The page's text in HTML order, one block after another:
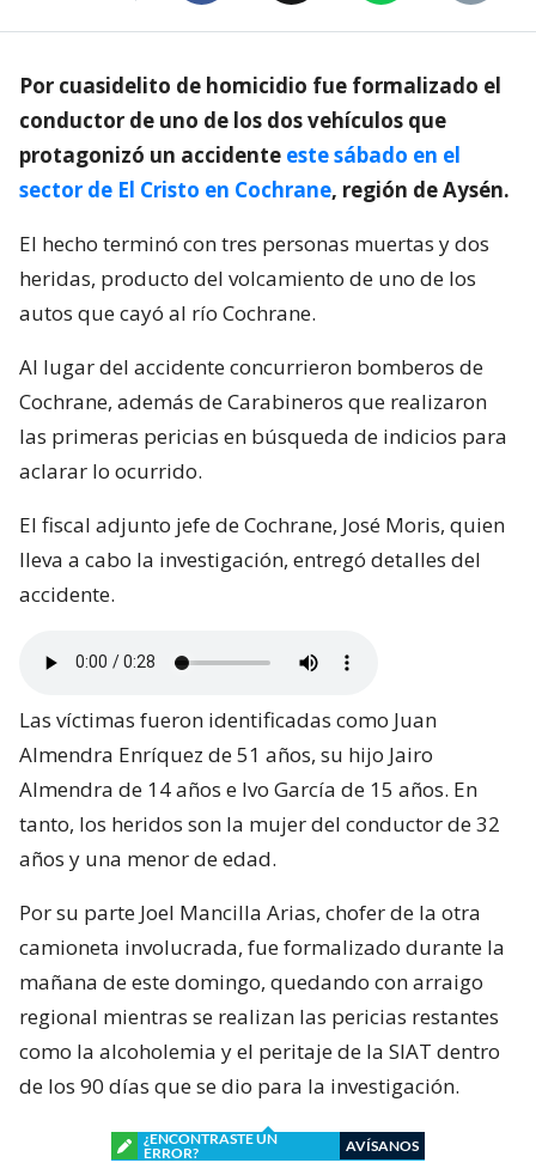
Por cuasidelito de homicidio fue formalizado el
conductor de uno de los dos vehículos que
protagonizó un accidente este sábado en el
sector de El Cristo en Cochrane, región de Aysén.
El hecho terminó con tres personas muertas y dos
heridas, producto del volcamiento de uno de los
autos que cayó al río Cochrane.
Al lugar del accidente concurrieron bomberos de
Cochrane, además de Carabineros que realizaron
las primeras pericias en búsqueda de indicios para
aclarar lo ocurrido.
El fiscal adjunto jefe de Cochrane, José Moris, quien
lleva a cabo la investigación, entregó detalles del
accidente.
Las víctimas fueron identificadas como Juan
Almendra Enríquez de 51 años, su hijo Jairo
Almendra de 14 años e Ivo García de 15 años. En
tanto, los heridos son la mujer del conductor de 32
años y una menor de edad.
Por su parte Joel Mancilla Arias, chofer de la otra
camioneta involucrada, fue formalizado durante la
mañana de este domingo, quedando con arraigo
regional mientras se realizan las pericias restantes
como la alcoholemia y el peritaje de la SIAT dentro
de los 90 días que se dio para la investigación.
¿ENCONTRASTE UN
ERROR?
AVÍSANOS